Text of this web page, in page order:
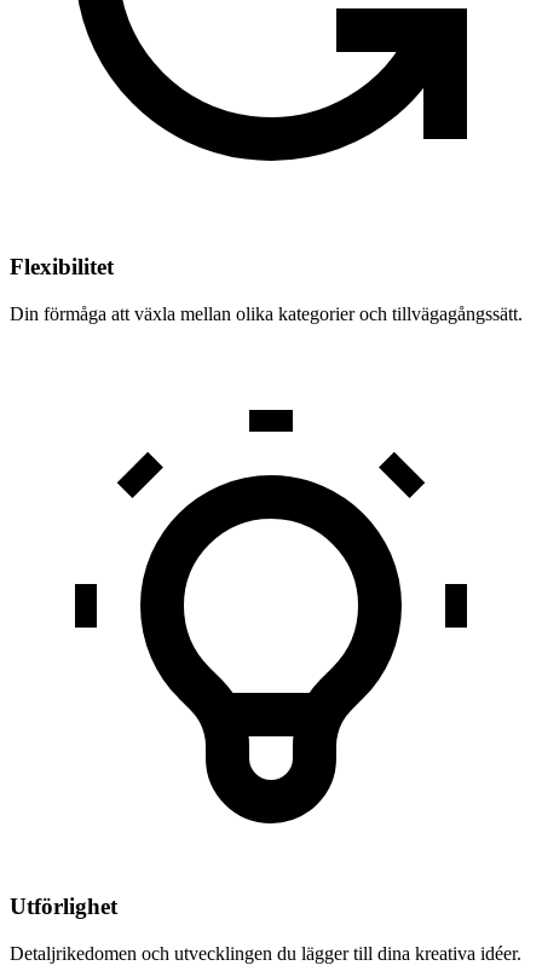
Flexibilitet
Din förmåga att växla mellan olika kategorier och tillvägagångssätt.
Utförlighet
Detaljrikedomen och utvecklingen du lägger till dina kreativa idéer.